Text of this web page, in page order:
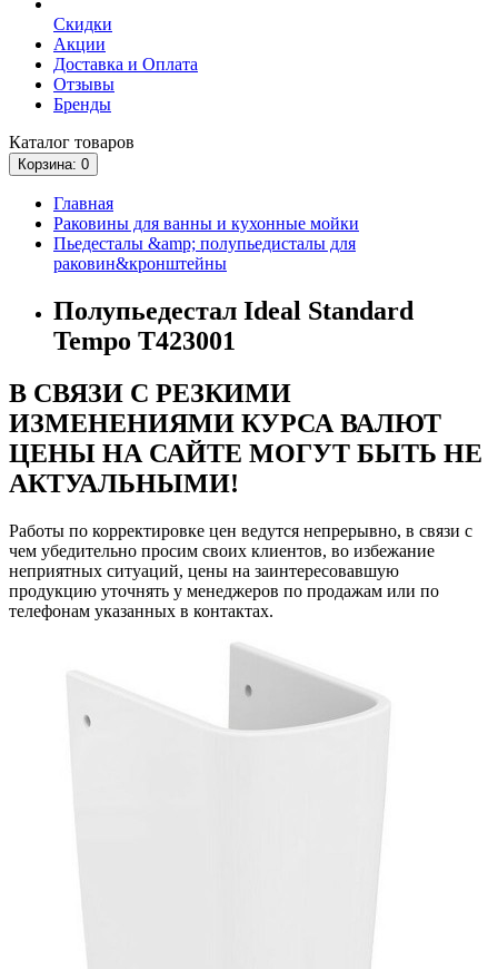
Скидки
Акции
Доставка и Оплата
Отзывы
Бренды
Каталог товаров
Корзина: 0
Главная
Раковины для ванны и кухонные мойки
Пьедесталы &amp; полупьедисталы для
раковин&кронштейны
Полупьедестал Ideal Standard
Tempo T423001
В СВЯЗИ С РЕЗКИМИ
ИЗМЕНЕНИЯМИ КУРСА ВАЛЮТ
ЦЕНЫ НА САЙТЕ МОГУТ БЫТЬ НЕ
АКТУАЛЬНЫМИ!
Работы по корректировке цен ведутся непрерывно, в связи с
чем убедительно просим своих клиентов, во избежание
неприятных ситуаций, цены на заинтересовавшую
продукцию уточнять у менеджеров по продажам или по
телефонам указанных в контактах.